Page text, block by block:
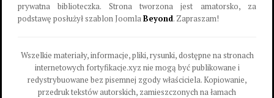
prywatna biblioteczka. Strona tworzona jest amatorsko, za
podstawę posłużył szablon JoomlaBeyond. Zapraszam!
Wszelkie materiały, informacje, pliki, rysunki, dostępne na stronach
internetowych fortyfikacje.xyz nie mogą być publikowane i
redystrybuowane bez pisemnej zgody właściciela. Kopiowanie,
przedruk tekstów autorskich, zamieszczonych na łamach